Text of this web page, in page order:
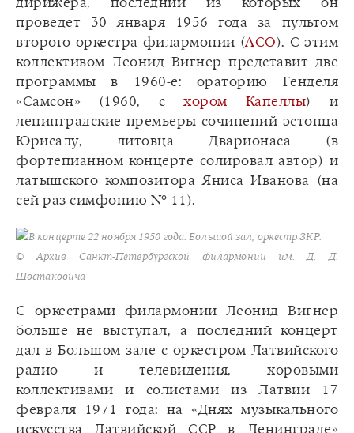
проведет 30 января 1956 года за пультом
второго оркестра филармонии (АСО). С этим
коллективом Леонид Вигнер представит две
программы в 1960-е: ораторию Генделя
«Самсон» (1960, схором Капеллы) и
ленинградские премьеры сочинений эстонца
Юрисалу, литовца Дварионаса (в
фортепианном концерте солировал автор) и
латышского композитора Яниса Иванова (на
сей раз симфонию № 11).
В концерте 22 ноября 1950 года. Большой зал, оркестр ЗКР.
© Архив Санкт-Петербургской филармонии им. Д. Д.
Шостаковича
С оркестрами филармонии Леонид Вигнер
больше не выступал, а последний концерт
дал в Большом зале с оркестром Латвийского
радио и телевидения, хоровыми
коллективами и солистами из Латвии 17
февраля 1971 года: на «Днях музыкального
искусства Латвийской ССР в Ленинграде»